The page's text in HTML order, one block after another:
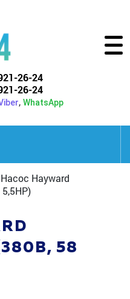
26-24
26-24
, WhatsApp
Насос Hayward
58